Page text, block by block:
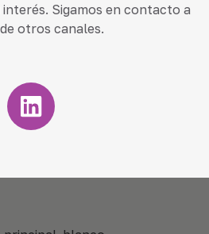
Sigamos en contacto a
otros canales.